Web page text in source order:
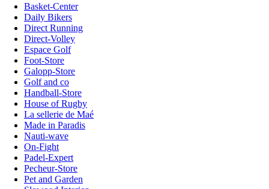
Basket-Center
Daily Bikers
Direct Running
Direct-Volley
Espace Golf
Foot-Store
Galopp-Store
Golf and co
Handball-Store
House of Rugby
La sellerie de Maé
Made in Paradis
Nauti-wave
On-Fight
Padel-Expert
Pecheur-Store
Pet and Garden